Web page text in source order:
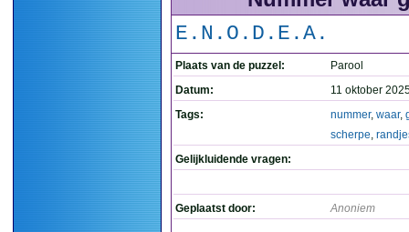
E.N.O.D.E.A.
Plaats van de puzzel:
Parool
Datum:
11 oktober
Tags:
nummer, waar,
scherpe,
Gelijkluidende vragen:
Geplaatst door: Anoniem